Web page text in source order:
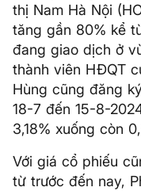
thị Nam Hà Nội
tăng gần 80% kể
đang giao dịch ở
thành viên HĐQT
Hùng cũng đăng
18-7 đến 15-8-
3,18% xuống còn
Với giá cổ phiếu
từ trước đến nay,